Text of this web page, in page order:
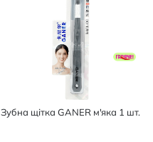
Зубна щітка GANER м'яка 1 шт.